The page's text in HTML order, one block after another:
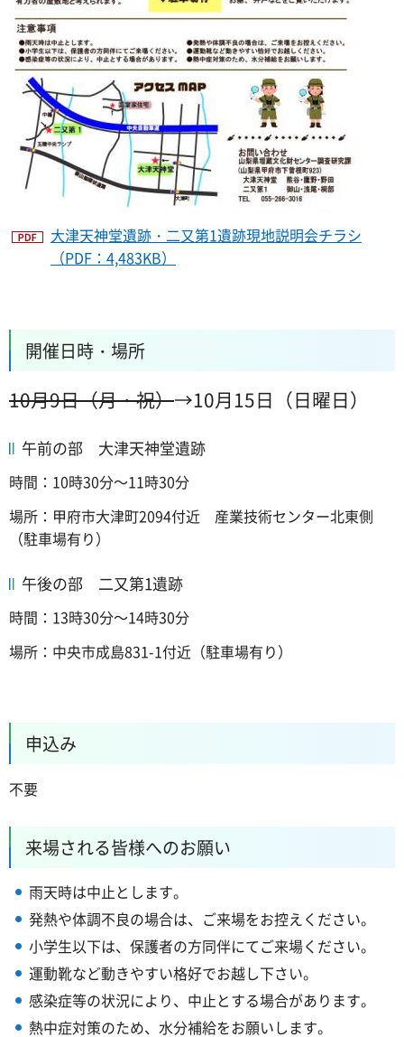
大津天神堂遺跡・二又第1遺跡現地説明会チラシ
（PDF：4,483KB）
開催日時・場所
10月9日（月・祝）→10月15日（日曜日）
午前の部 大津天神堂遺跡
時間：10時30分～11時30分
場所：甲府市大津町2094付近 産業技術センター北東側
（駐車場有り）
午後の部 二又第1遺跡
時間：13時30分～14時30分
場所：中央市成島831-1付近（駐車場有り）
申込み
不要
来場される皆様へのお願い
雨天時は中止とします。
発熱や体調不良の場合は、ご来場をお控えください。
小学生以下は、保護者の方同伴にてご来場ください。
運動靴など動きやすい格好でお越し下さい。
感染症等の状況により、中止とする場合があります。
熱中症対策のため、水分補給をお願いします。